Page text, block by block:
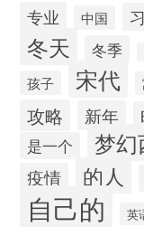
专业 中国
冬天 冬季
孩子 宋代
攻略 新年
是一个 梦幻
疫情 的人
自己的 英